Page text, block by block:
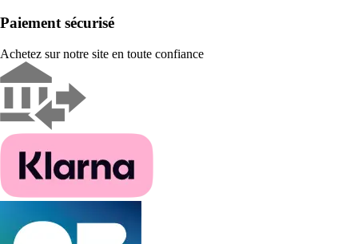
Paiement sécurisé
Achetez sur notre site en toute confiance